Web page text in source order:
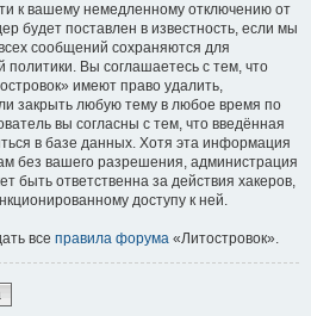
к вашему немедленному отключению от
будет поставлен в известность, если мы
сообщений сохраняются для
политики. Вы соглашаетесь с тем, что
имеют право удалить,
закрыть любую тему в любое время по
вы согласны с тем, что введённая
в базе данных. Хотя эта информация
без вашего разрешения, администрация
быть ответственна за действия хакеров,
доступу к ней.
все правила форума «Литостровок».